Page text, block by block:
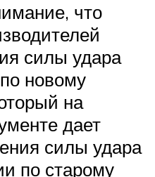
что
силы удара
новому
на
дает
силы удара
по старому